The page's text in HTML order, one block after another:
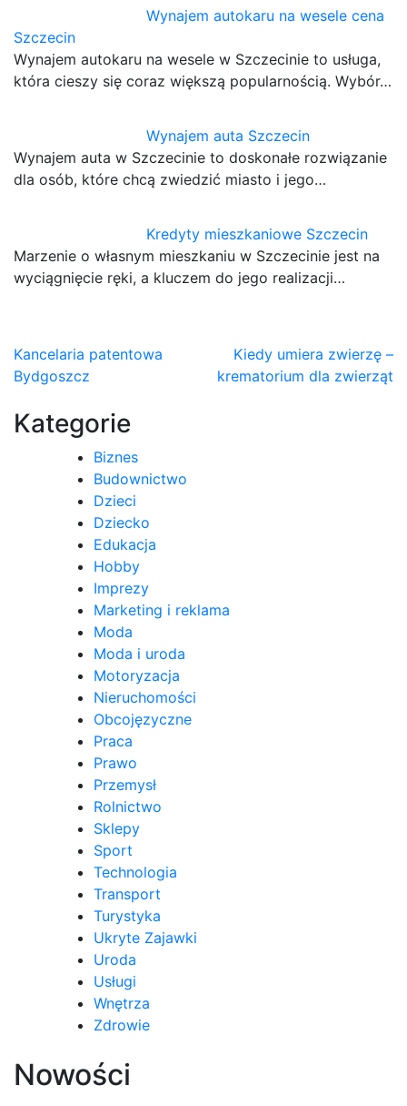
Wynajem autokaru na wesele cena
Szczecin
Wynajem autokaru na wesele w Szczecinie to usługa,
która cieszy się coraz większą popularnością. Wybór…
Wynajem auta Szczecin
Wynajem auta w Szczecinie to doskonałe rozwiązanie
dla osób, które chcą zwiedzić miasto i jego…
Kredyty mieszkaniowe Szczecin
Marzenie o własnym mieszkaniu w Szczecinie jest na
wyciągnięcie ręki, a kluczem do jego realizacji…
Nawigacja
wpisu
Kancelaria patentowa
Bydgoszcz
Kiedy umiera zwierzę –
krematorium dla zwierząt
Kategorie
Biznes
Budownictwo
Dzieci
Dziecko
Edukacja
Hobby
Imprezy
Marketing i reklama
Moda
Moda i uroda
Motoryzacja
Nieruchomości
Obcojęzyczne
Praca
Prawo
Przemysł
Rolnictwo
Sklepy
Sport
Technologia
Transport
Turystyka
Ukryte Zajawki
Uroda
Usługi
Wnętrza
Zdrowie
Nowości